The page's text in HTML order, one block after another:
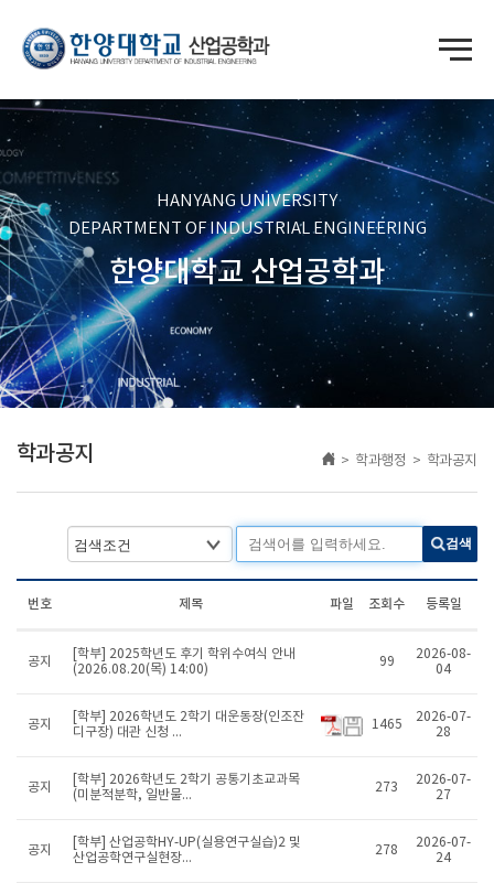
HANYANG UNIVERSITY
DEPARTMENT OF INDUSTRIAL ENGINEERING
한양대학교 산업공학과
학과공지 > 학과행정 > 학과공지
검색
번호 제목 파일 조회수 등록일
공지
[학부] 2025학년도 후기 학위수여식 안내
(2026.08.20(목) 14:00)
99
2026-08-
04
공지
[학부] 2026학년도 2학기 대운동장(인조잔
디구장) 대관 신청 ...
1465
2026-07-
28
공지
[학부] 2026학년도 2학기 공통기초교과목
(미분적분학, 일반물...
273
2026-07-
27
공지
[학부] 산업공학HY-UP(실용연구실습)2 및
산업공학연구실현장...
278
2026-07-
24